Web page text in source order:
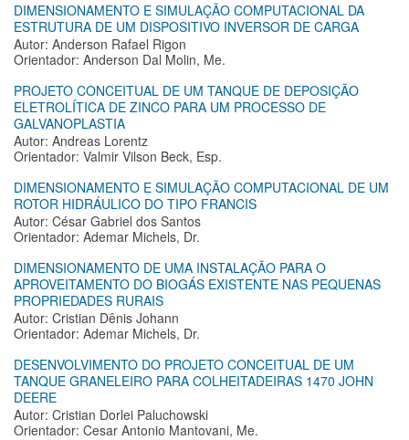
DIMENSIONAMENTO E SIMULAÇÃO COMPUTACIONAL DA
ESTRUTURA DE UM DISPOSITIVO INVERSOR DE CARGA
Autor: Anderson Rafael Rigon
Orientador: Anderson Dal Molin, Me.
PROJETO CONCEITUAL DE UM TANQUE DE DEPOSIÇÃO
ELETROLÍTICA DE ZINCO PARA UM PROCESSO DE
GALVANOPLASTIA
Autor: Andreas Lorentz
Orientador: Valmir Vilson Beck, Esp.
DIMENSIONAMENTO E SIMULAÇÃO COMPUTACIONAL DE UM
ROTOR HIDRÁULICO DO TIPO FRANCIS
Autor: César Gabriel dos Santos
Orientador: Ademar Michels, Dr.
DIMENSIONAMENTO DE UMA INSTALAÇÃO PARA O
APROVEITAMENTO DO BIOGÁS EXISTENTE NAS PEQUENAS
PROPRIEDADES RURAIS
Autor: Cristian Dênis Johann
Orientador: Ademar Michels, Dr.
DESENVOLVIMENTO DO PROJETO CONCEITUAL DE UM
TANQUE GRANELEIRO PARA COLHEITADEIRAS 1470 JOHN
DEERE
Autor: Cristian Dorlei Paluchowski
Orientador: Cesar Antonio Mantovani, Me.